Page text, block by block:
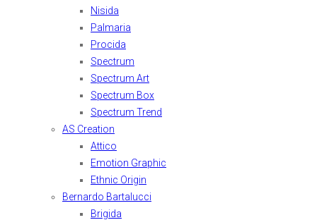
Nisida
Palmaria
Procida
Spectrum
Spectrum Art
Spectrum Box
Spectrum Trend
AS Creation
Attico
Emotion Graphic
Ethnic Origin
Bernardo Bartalucci
Brigida